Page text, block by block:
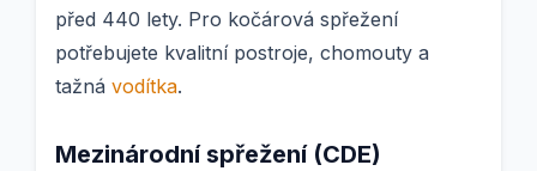
před 440 lety. Pro kočárová spřežení
potřebujete kvalitní postroje, chomouty a
tažná vodítka.
Mezinárodní spřežení (CDE)